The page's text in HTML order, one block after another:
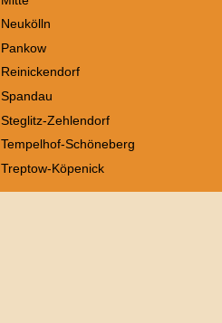
Neukölln
Pankow
Reinickendorf
Spandau
Steglitz-Zehlendorf
Tempelhof-Schöneberg
Treptow-Köpenick